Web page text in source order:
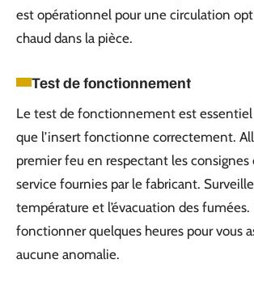
est opérationnel pour une circulation
chaud dans la pièce.
Test de fonctionnement
Le test de fonctionnement est
que l’insert fonctionne correctement.
premier feu en respectant les consignes
service fournies par le fabricant.
température et l’évacuation des fumées.
fonctionner quelques heures pour vous
aucune anomalie.